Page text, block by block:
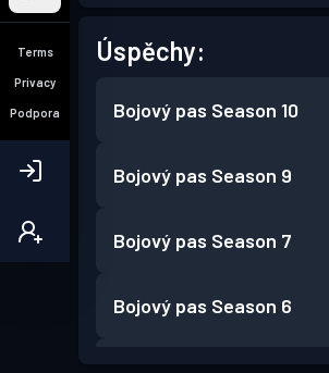
Terms
Privacy
Podpora
Úspěchy:
Bojový pas Season 10
Bojový pas Season 9
Bojový pas Season 7
Bojový pas Season 6